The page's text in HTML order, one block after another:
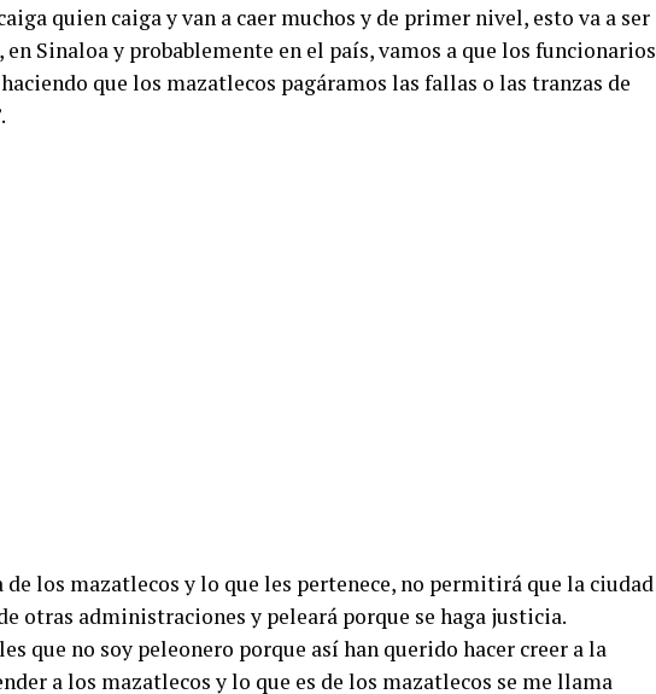
quien caiga y van a caer muchos y de primer nivel, esto va a ser
Sinaloa y probablemente en el país, vamos a que los funcionarios
que los mazatlecos pagáramos las fallas o las tranzas de
de los mazatlecos y lo que les pertenece, no permitirá que la ciudad
otras administraciones y peleará porque se haga justicia.
que no soy peleonero porque así han querido hacer creer a la
a los mazatlecos y lo que es de los mazatlecos se me llama